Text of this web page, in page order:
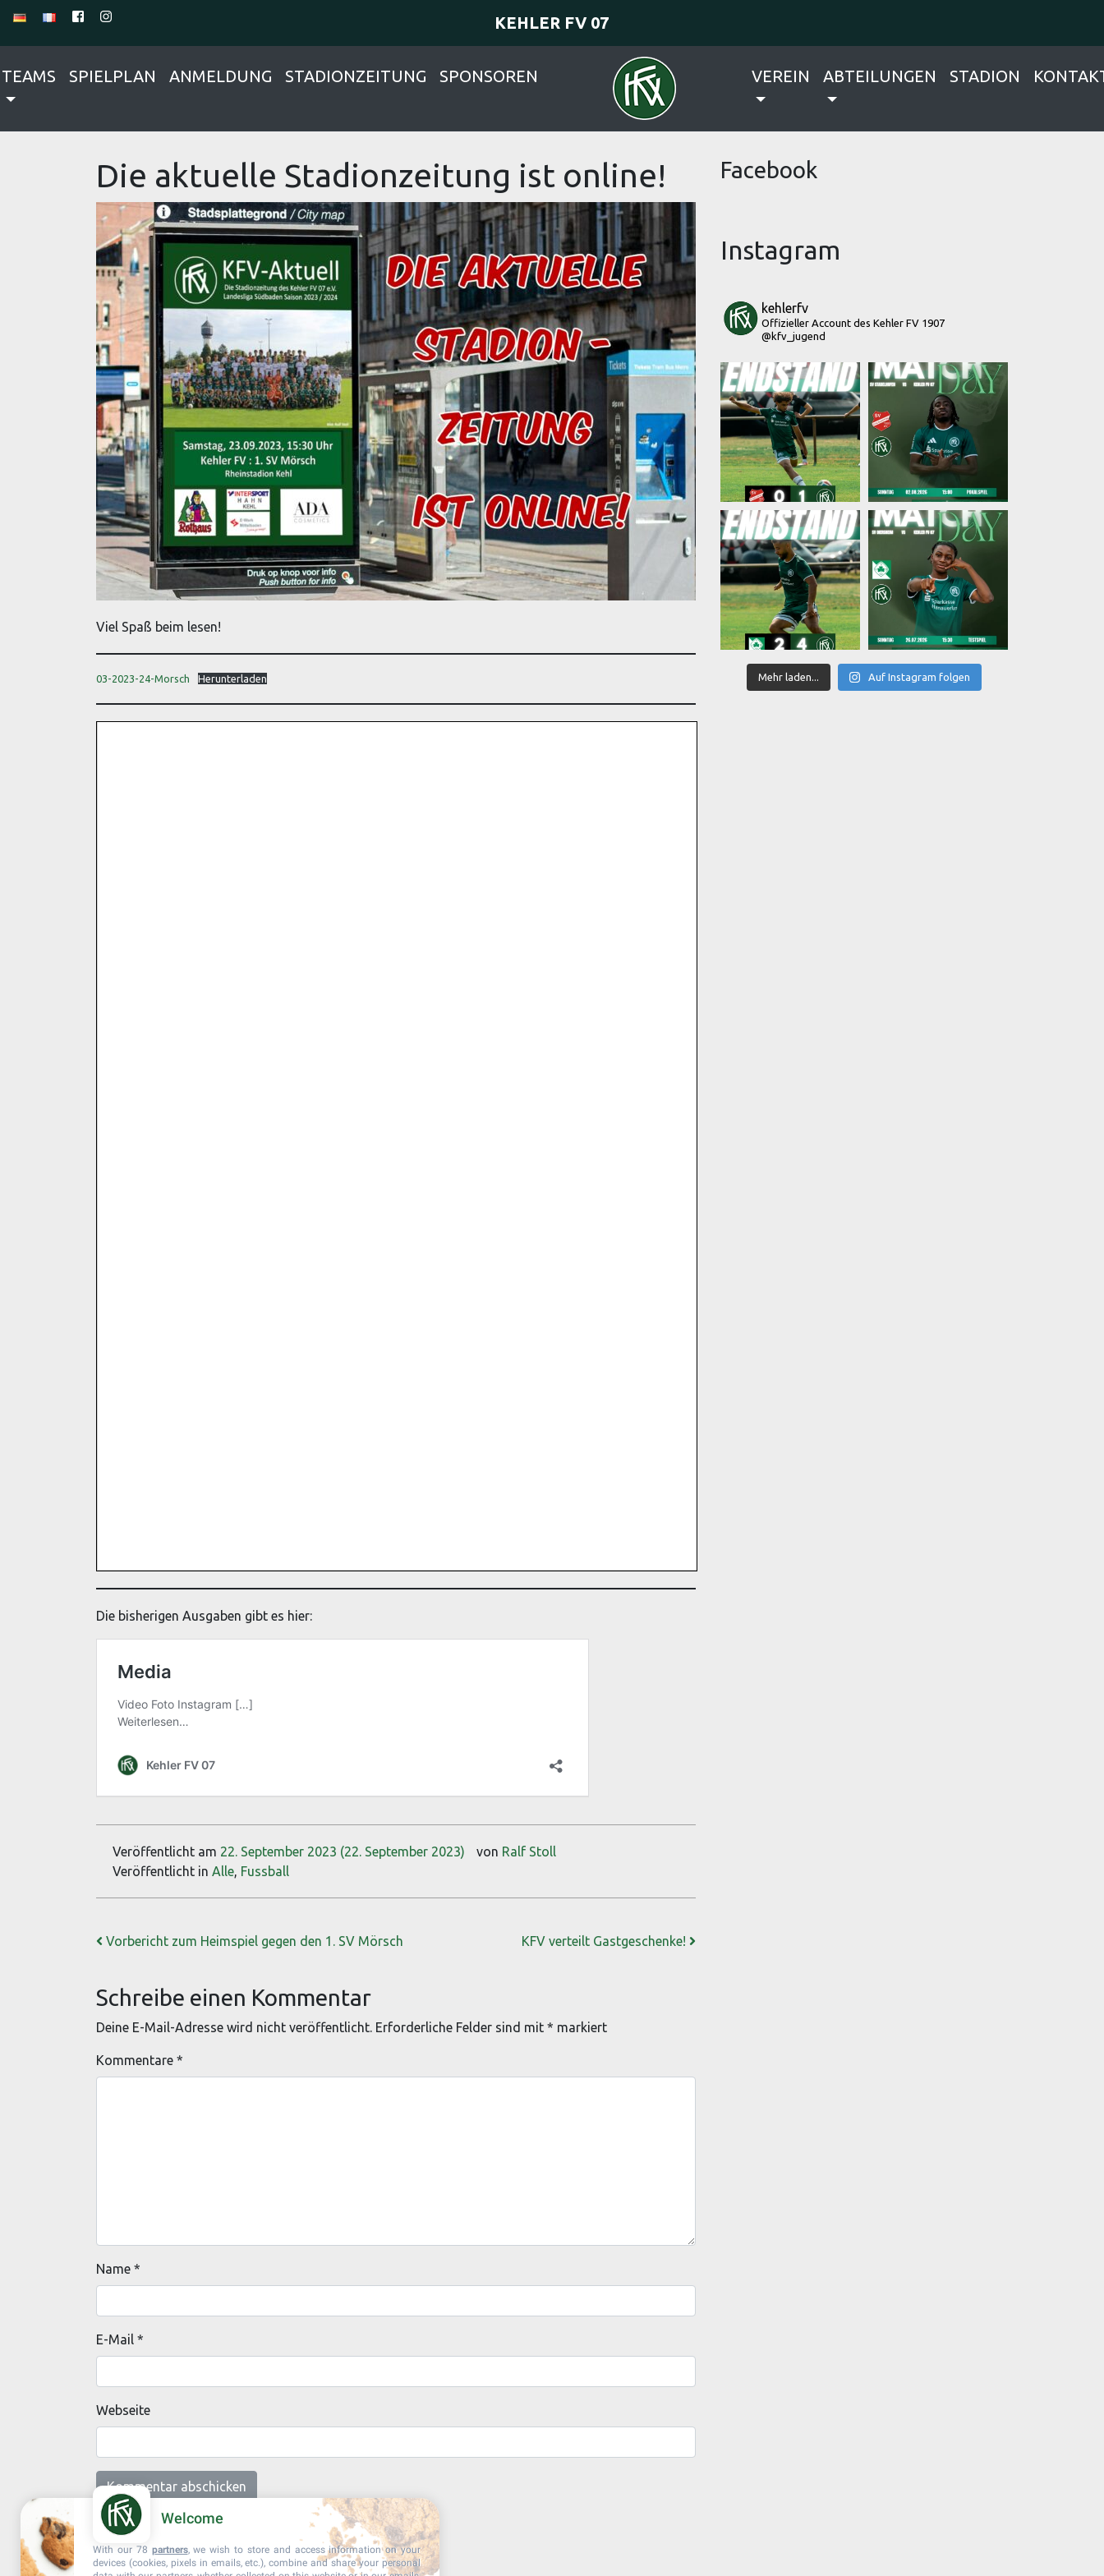
KEHLER FV 07
TEAMS SPIELPLAN ANMELDUNG STADIONZEITUNG SPONSOREN VEREIN ABTEILUNGEN STADION
Die aktuelle Stadionzeitung ist online!
Viel Spaß beim lesen!
03-2023-24-Morsch Herunterladen
Die bisherigen Ausgaben gibt es hier:
Veröffentlicht am 22. September 2023 (22. September 2023) von Ralf Stoll
Veröffentlicht in Alle, Fussball
Beitrags-Navigation
Vorbericht zum Heimspiel gegen den 1. SV Mörsch KFV verteilt Gastgeschenke!
Schreibe einen Kommentar
Deine E-Mail-Adresse wird nicht veröffentlicht. Erforderliche Felder sind mit * markiert
Kommentare *
Name *
E-Mail *
Webseite
Facebook
Instagram
kehlerfv
Offizieller Account des Kehler FV 1907
@kfv_jugend
Mehr laden... Auf Instagram folgen
Welcome
With our 78 partners, we wish to store and access information on your
devices (cookies, pixels in emails, etc.), combine and share your personal